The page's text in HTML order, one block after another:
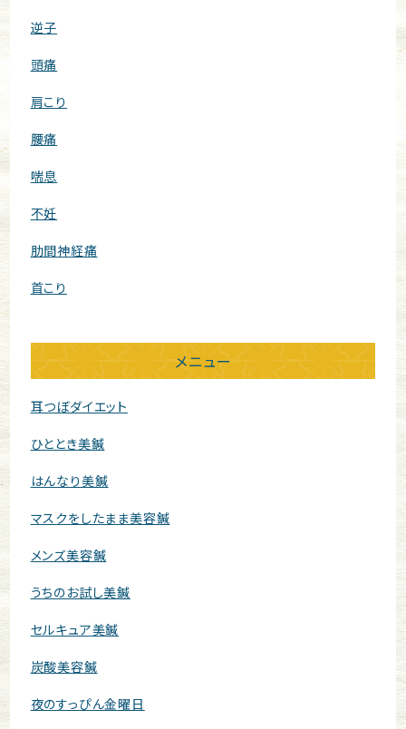
逆子
頭痛
肩こり
腰痛
喘息
不妊
肋間神経痛
首こり
メニュー
耳つぼダイエット
ひととき美鍼
はんなり美鍼
マスクをしたまま美容鍼
メンズ美容鍼
うちのお試し美鍼
セルキュア美鍼
炭酸美容鍼
夜のすっぴん金曜日